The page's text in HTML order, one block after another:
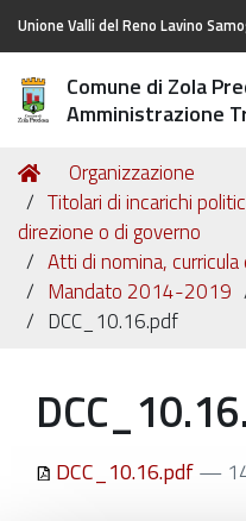
Unione Valli del Reno Lavino
Comune di Zola
Amministrazione
Tu
sei
qui:
Home
Organizzazione
Titolari di incarichi
direzione o di governo
Atti di nomina,
Mandato 2014-2019
DCC_10.16.pdf
DCC_10.16.pdf—